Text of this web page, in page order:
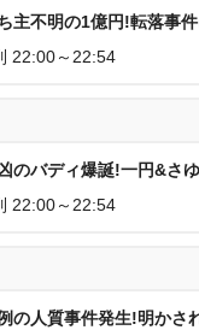
主不明の1億円!転落事
22:00～22:54
のバディ爆誕!一円&さ
22:00～22:54
の人質事件発生!明かさ